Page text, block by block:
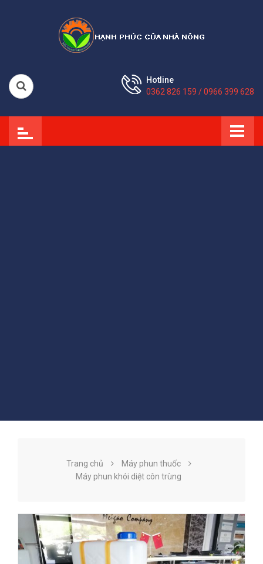
Hotline
0362 826 159 / 0966 399 628
Trang chủ
Máy phun thuốc
Máy phun khói diệt côn trùng